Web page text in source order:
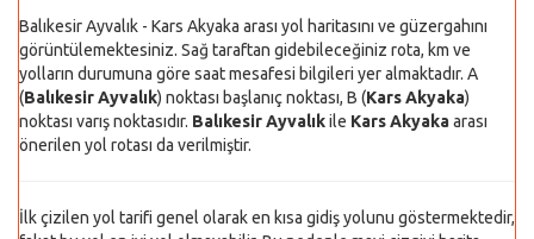
Balıkesir Ayvalık - Kars Akyaka arası yol haritasını ve güzergahını
görüntülemektesiniz. Sağ taraftan gidebileceğiniz rota, km ve
yolların durumuna göre saat mesafesi bilgileri yer almaktadır. A
(Balıkesir Ayvalık) noktası başlanıç noktası, B (Kars Akyaka)
noktası varış noktasıdır. Balıkesir Ayvalıkile Kars Akyakaarası
önerilen yol rotası da verilmiştir.
İlk çizilen yol tarifi genel olarak en kısa gidiş yolunu göstermektedir,